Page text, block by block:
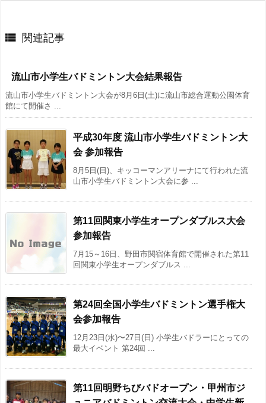
 関連記事
流山市小学生バドミントン大会結果報告
流山市小学生バドミントン大会が8月6日(土)に流山市総合運動公園体育
館にて開催さ ...
平成30年度 流山市小学生バドミントン大
会 参加報告
8月5日(日)、キッコーマンアリーナにて行われた流
山市小学生バドミントン大会に参 ...
第11回関東小学生オープンダブルス大会
参加報告
7月15～16日、野田市関宿体育館で開催された第11
回関東小学生オープンダブルス ...
第24回全国小学生バドミントン選手権大
会参加報告
12月23日(水)〜27日(日) 小学生バドラーにとっての
最大イベント 第24回 ...
第11回明野ちびバドオープン・甲州市ジ